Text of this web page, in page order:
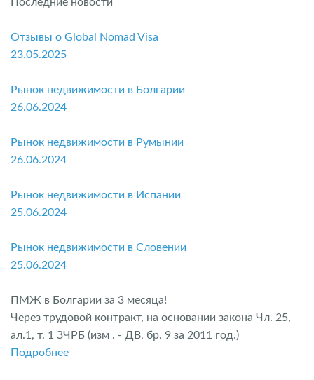
Отзывы о Global Nomad Visa
23.05.2025
Рынок недвижимости в Болгарии
26.06.2024
Рынок недвижимости в Румынии
26.06.2024
Рынок недвижимости в Испании
25.06.2024
Рынок недвижимости в Словении
25.06.2024
ПМЖ в Болгарии за 3 месяца!
Через трудовой контракт, на основании закона Чл. 25,
ал.1, т. 1 ЗЧРБ (изм . - ДВ, бр. 9 за 2011 год.)
Подробнее